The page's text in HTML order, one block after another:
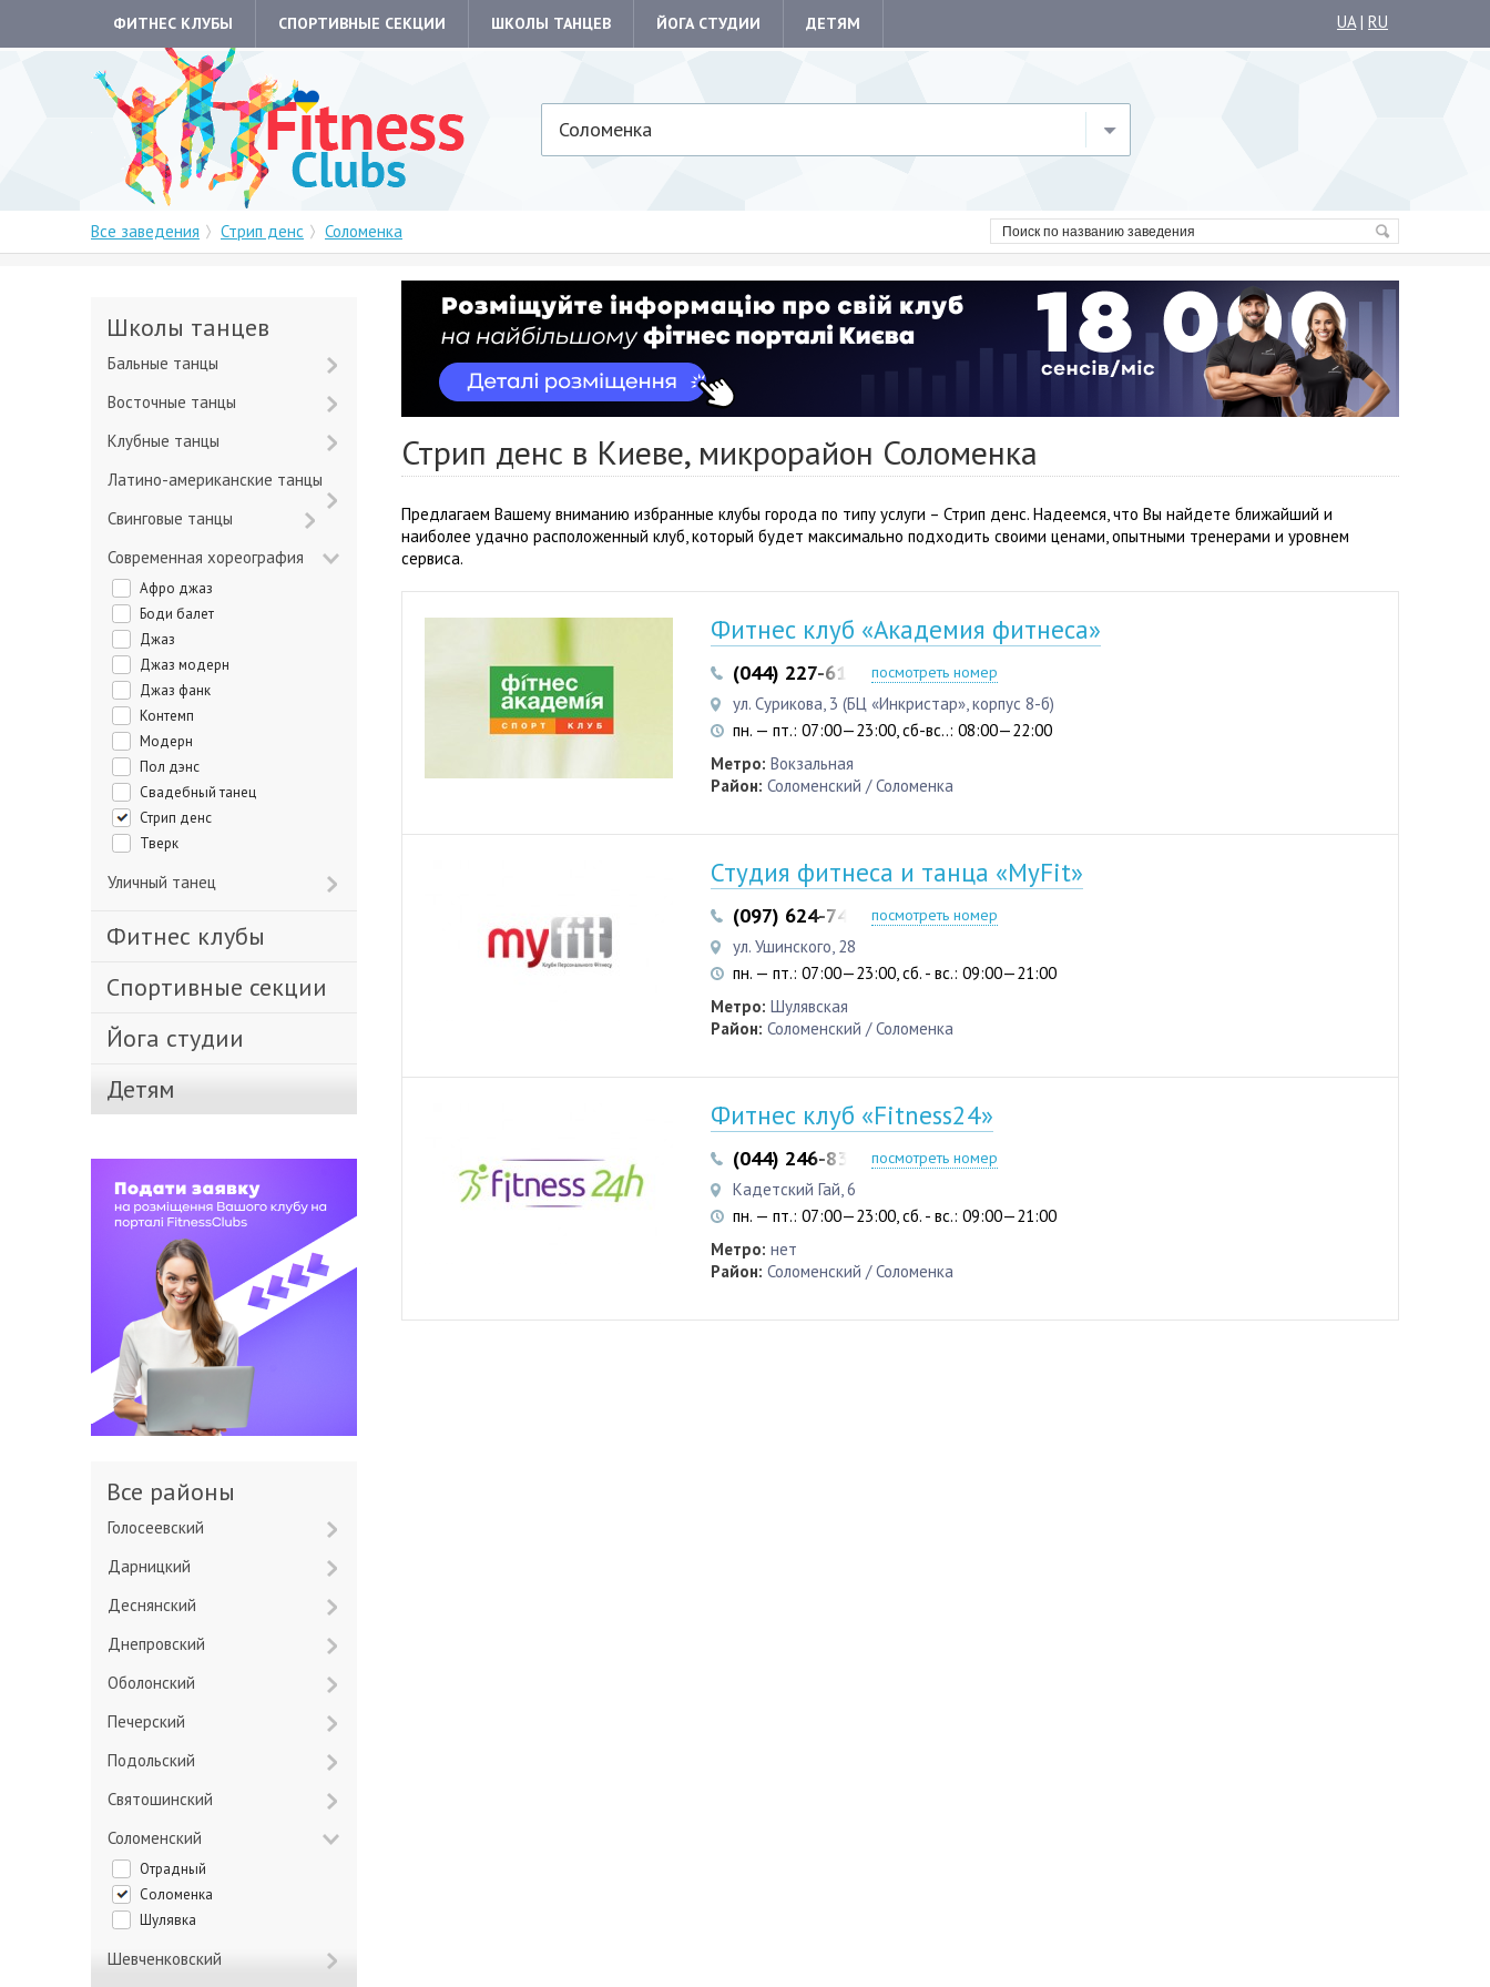
ФИТНЕС КЛУБЫ СПОРТИВНЫЕ СЕКЦИИ ШКОЛЫ ТАНЦЕВ ЙОГА СТУДИИ ДЕТЯМ UA| RU
Соломенка
Все заведения Стрип денс Соломенка
Стрип денс в Киеве, микрорайон Соломенка
Предлагаем Вашему вниманию избранные клубы города по типу услуги – Стрип денс. Надеемся, что Вы найдете ближайший и
наиболее удачно расположенный клуб, который будет максимально подходить своими ценами, опытными тренерами и уровнем
сервиса.
Фитнес клуб «Академия фитнеса»
(044) 227-61-06 (050) 442-83-96
посмотреть номер
ул. Сурикова, 3 (БЦ «Инкристар», корпус 8-б)
пн. — пт.: 07:00—23:00, сб-вс..: 08:00—22:00
Метро: Вокзальная
Район: Соломенский / Соломенка
Студия фитнеса и танца «MyFit»
(097) 624-74-35посмотреть номер
ул. Ушинского, 28
пн. — пт.: 07:00—23:00, сб. - вс.: 09:00—21:00
Метро: Шулявская
Район: Соломенский / Соломенка
Фитнес клуб «Fitness24»
(044) 246-83-51 (096) 994-38-84
посмотреть номер
Кадетский Гай, 6
пн. — пт.: 07:00—23:00, сб. - вс.: 09:00—21:00
Метро: нет
Район: Соломенский / Соломенка
Школы танцев
Бальные танцы
Восточные танцы
Клубные танцы
Латино-американские танцы
Свинговые танцы
Современная хореография
Афро джаз
Боди балет
Джаз
Джаз модерн
Джаз фанк
Контемп
Модерн
Пол дэнс
Свадебный танец
Стрип денс
Тверк
Уличный танец
Фитнес клубы
Спортивные секции
Йога студии
Детям
Все районы
Голосеевский
Дарницкий
Деснянский
Днепровский
Оболонский
Печерский
Подольский
Святошинский
Соломенский
Отрадный
Соломенка
Шулявка
Шевченковский